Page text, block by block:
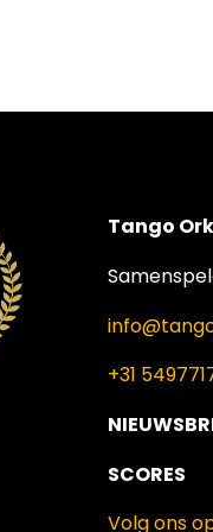
Tango
+31
SCORES
Volg ons